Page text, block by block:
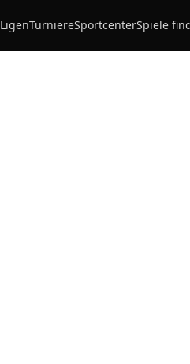
LigenTurniereSportcenterSpiele